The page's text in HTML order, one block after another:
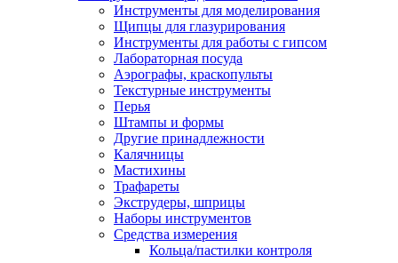
Инструменты для моделирования
Щипцы для глазурирования
Инструменты для работы с гипсом
Лабораторная посуда
Аэрографы, краскопульты
Текстурные инструменты
Перья
Штампы и формы
Другие принадлежности
Калячницы
Мастихины
Трафареты
Экструдеры, шприцы
Наборы инструментов
Средства измерения
Кольца/пастилки контроля